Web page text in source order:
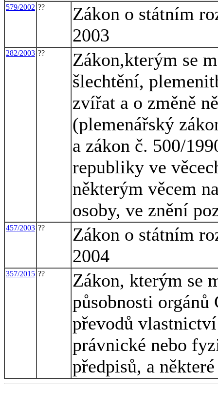
579/2002 ??
Zákon o státním
2003
282/2003 ??
Zákon,kterým se
šlechtění,
zvířat a o změně
(plemenářský
a zákon č. 500/
republiky ve
některým věcem
osoby, ve znění
457/2003 ??
Zákon o státním
2004
357/2015 ??
Zákon, kterým se
působnosti orgánů
převodů
právnické nebo
předpisů, a